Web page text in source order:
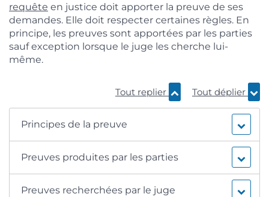
requête en justice doit apporter la preuve de ses
demandes. Elle doit respecter certaines règles. En
principe, les preuves sont apportées par les parties
sauf exception lorsque le juge les cherche lui-
même.
Tout replier Tout déplier
Principes de la preuve
Preuves produites par les parties
Preuves recherchées par le juge